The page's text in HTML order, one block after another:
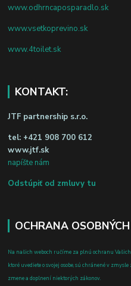
www.odhrncaposparadlo.sk
www.vsetkoprevino.sk
www.4toilet.sk
KONTAKT:
JTF partnership s.r.o.
tel: +421 908 700 612
www.jtf.sk
napíšte nám
Odstúpiť od zmluvy tu
OCHRANA
Na našich weboch ručíme za plnú ochranu
ktoré uvediete o svojej osobe, sú chránené v
zmene a doplnení niektorých zákonov.